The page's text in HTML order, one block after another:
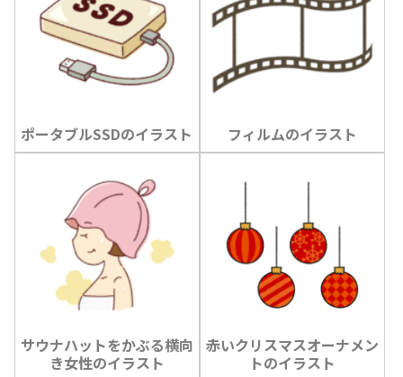
ポータブルSSDのイラスト フィルムのイラスト
サウナハットをかぶる横向
き女性のイラスト
赤いクリスマスオーナメン
トのイラスト